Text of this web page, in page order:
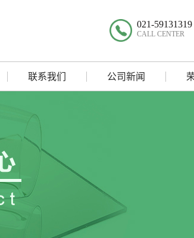
021-59131319
CALL CENTER
联系我们 公司新闻